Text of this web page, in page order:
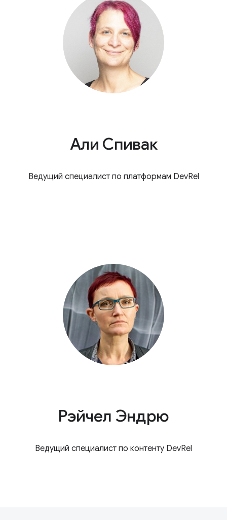
Али Спивак
Ведущий специалист по платформам DevRel
Рэйчел Эндрю
Ведущий специалист по контенту DevRel